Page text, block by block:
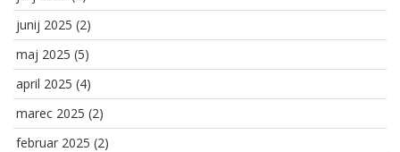
junij 2025 (2)
maj 2025 (5)
april 2025 (4)
marec 2025 (2)
februar 2025 (2)